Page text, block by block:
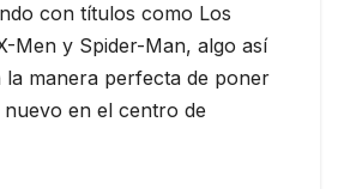
con títulos como Los
Men y Spider-Man, algo así
la manera perfecta de poner
nuevo en el centro de